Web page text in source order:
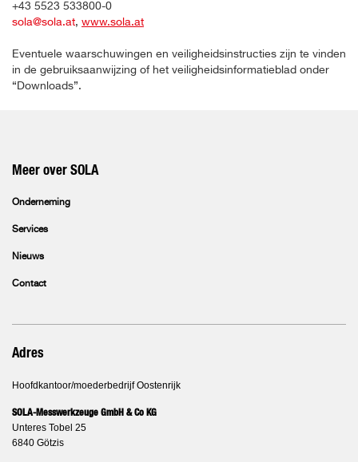
+43 5523 533800-0
sola@sola.at, www.sola.at
Eventuele waarschuwingen en veiligheidsinstructies zijn te vinden
in de gebruiksaanwijzing of het veiligheidsinformatieblad onder
“Downloads”.
Meer over SOLA
Onderneming
Services
Nieuws
Contact
Adres
Hoofdkantoor/moederbedrijf Oostenrijk
SOLA-Messwerkzeuge GmbH & Co KG
Unteres Tobel 25
6840 Götzis